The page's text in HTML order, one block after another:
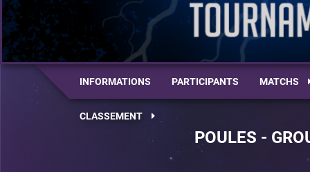
INFORMATIONS PARTICIPANTS MATCHS
CLASSEMENT
POULES -